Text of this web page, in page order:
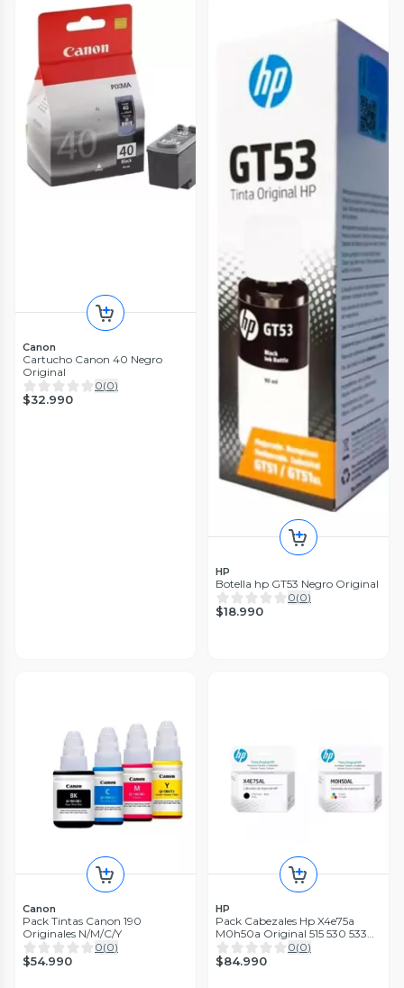
Canon
Cartucho Canon 40 Negro
Original
0(0)
$32.990
HP
Botella hp GT53 Negro Original
0(0)
$18.990
Canon
Pack Tintas Canon 190
Originales N/M/C/Y
0(0)
$54.990
HP
Pack Cabezales Hp X4e75a
M0h50a Original 515 530 533
615
0(0)
$84.990